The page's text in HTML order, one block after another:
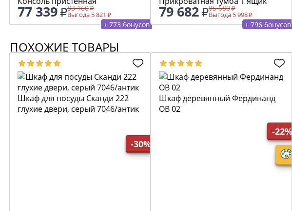
77 339 83 160
Выгода 5 821
+ 773 бонусов
79 682 85 680
Выгода 5 998
+ 796 бонусов
ПОХОЖИЕ ТОВАРЫ
-30%
Шкаф для посуды Сканди 222
глухие двери, серый 7046/антик
-22%
Шкаф деревянный Фердинанд
ОВ 02